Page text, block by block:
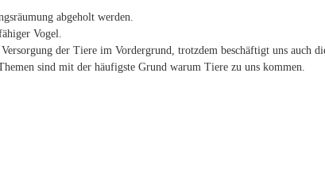
abgeholt werden.
Vogel.
der Tiere im Vordergrund, trotzdem beschäftigt uns auch
sind mit der häufigste Grund warum Tiere zu uns kommen.